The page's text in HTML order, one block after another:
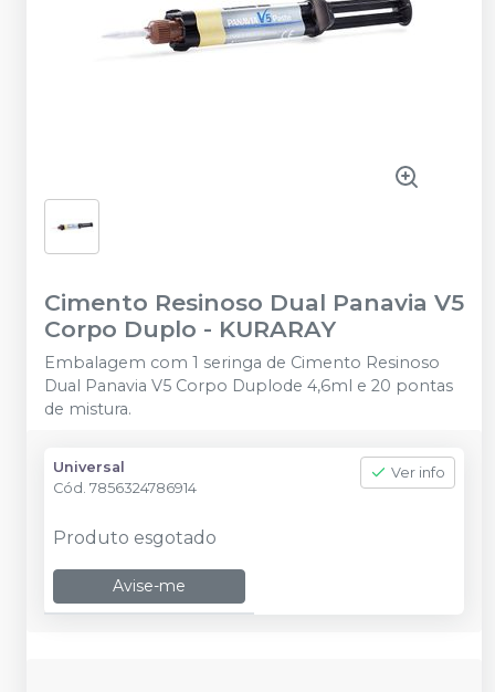
Cimento Resinoso Dual Panavia V5
Corpo Duplo - KURARAY
Embalagem com 1 seringa de Cimento Resinoso
Dual Panavia V5 Corpo Duplode 4,6ml e 20 pontas
de mistura.
Universal
Cód. 7856324786914
Ver info
Produto esgotado
Avise-me